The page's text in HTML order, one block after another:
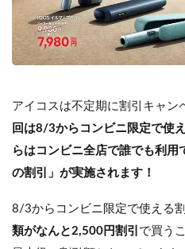
アイコスは不定期に割引キャン
回は8/3からコンビニ限定で使
らはコンビニ全店で誰でも利用
の割引」が実施されます！
8/3からコンビニ限定で使える
類がなんと2,500円割引 で買う